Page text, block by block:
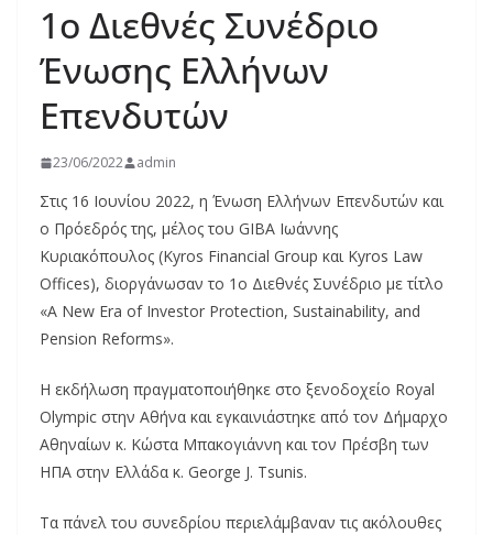
1ο Διεθνές Συνέδριο
Ένωσης Ελλήνων
Επενδυτών
23/06/2022 admin
Στις 16 Ιουνίου 2022, η Ένωση Ελλήνων Επενδυτών και
ο Πρόεδρός της, μέλος του GIBA Ιωάννης
Κυριακόπουλος (Kyros Financial Group και Kyros Law
Offices), διοργάνωσαν το 1ο Διεθνές Συνέδριο με τίτλο
«A New Era of Investor Protection, Sustainability, and
Pension Reforms».
Η εκδήλωση πραγματοποιήθηκε στο ξενοδοχείο Royal
Olympic στην Αθήνα και εγκαινιάστηκε από τον Δήμαρχο
Αθηναίων κ. Κώστα Μπακογιάννη και τον Πρέσβη των
ΗΠΑ στην Ελλάδα κ. George J. Tsunis.
Τα πάνελ του συνεδρίου περιελάμβαναν τις ακόλουθες